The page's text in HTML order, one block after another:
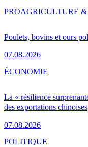
Poulets, bovins et ours
07.08.2026
PROAGRICULTURE
La « résilience
des exportations chinoises
07.08.2026
ÉCONOMIE
POLITIQUE